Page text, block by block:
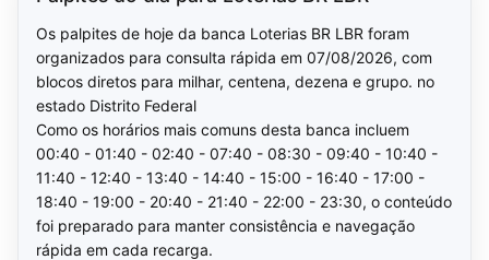
Os palpites de hoje da banca Loterias BR LBR foram
organizados para consulta rápida em 07/08/2026, com
blocos diretos para milhar, centena, dezena e grupo. no
estado Distrito Federal
Como os horários mais comuns desta banca incluem
00:40 - 01:40 - 02:40 - 07:40 - 08:30 - 09:40 - 10:40 -
11:40 - 12:40 - 13:40 - 14:40 - 15:00 - 16:40 - 17:00 -
18:40 - 19:00 - 20:40 - 21:40 - 22:00 - 23:30, o conteúdo
foi preparado para manter consistência e navegação
rápida em cada recarga.